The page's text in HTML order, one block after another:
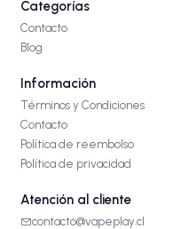
Categorías
Contacto
Blog
Información
Términos y Condiciones
Contacto
Política de reembolso
Política de privacidad
Atención al cliente
contacto@vapeplay.cl